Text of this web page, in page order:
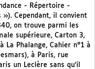
- Répertoire -
»). Cependant, il convient
on trouve parmi les
supérieure, Carton 3,
La Phalange, Cahier n°1 à
à Paris, rue
un Leclère sans qu’il